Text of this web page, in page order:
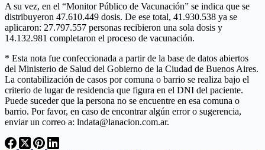
A su vez, en el “Monitor Público de Vacunación” se indica que se
distribuyeron 47.610.449 dosis. De ese total, 41.930.538 ya se
aplicaron: 27.797.557 personas recibieron una sola dosis y
14.132.981 completaron el proceso de vacunación.
* Esta nota fue confeccionada a partir de la base de datos abiertos
del Ministerio de Salud del Gobierno de la Ciudad de Buenos Aires.
La contabilización de casos por comuna o barrio se realiza bajo el
criterio de lugar de residencia que figura en el DNI del paciente.
Puede suceder que la persona no se encuentre en esa comuna o
barrio. Por favor, en caso de encontrar algún error o sugerencia,
enviar un correo a: lndata@lanacion.com.ar.